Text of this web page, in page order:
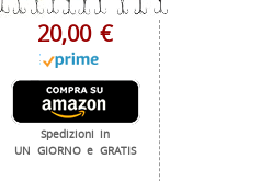
20,00 €
Spedizioni in
UN GIORNO e GRATIS